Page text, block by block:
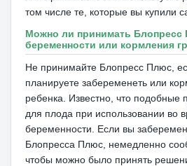
том числе те, которые вы купили
Можно ли принимать
беременности или кормления
Не принимайте Блопресс Плюс,
планируете забеременеть или
ребенка. Известно, что подобные
для плода при использовании во
беременности. Если вы
Блопресса Плюс, немедленно
чтобы можно было принять